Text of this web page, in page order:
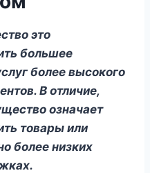
это
большее
более высокого
В отличие,
означает
товары или
более низких